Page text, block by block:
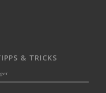
& TRICKS